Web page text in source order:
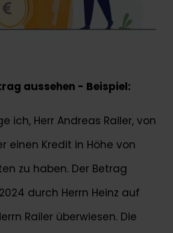
aussehen - Beispiel:
ich, Herr Andreas Railer, von
einen Kredit in Höhe von
zu haben. Der Betrag
durch Herrn Heinz auf
Railer überwiesen. Die